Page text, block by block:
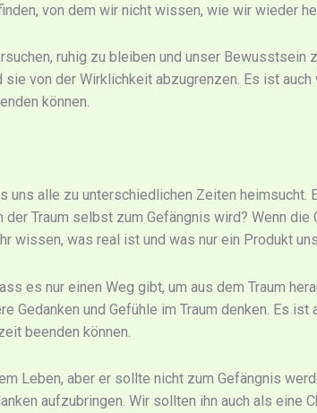
von dem wir nicht wissen, wie wir wieder
ruhig zu bleiben und unser Bewusstsein
sie von der Wirklichkeit abzugrenzen. Es ist
können.
uns alle zu unterschiedlichen Zeiten
Traum selbst zum Gefängnis wird? Wenn
wissen, was real ist und was nur ein Produkt
es nur einen Weg gibt, um aus dem Traum
Gedanken und Gefühle im Traum denken. Es
beenden können.
Leben, aber er sollte nicht zum Gefängnis
aufzubringen. Wir sollten ihn auch als eine